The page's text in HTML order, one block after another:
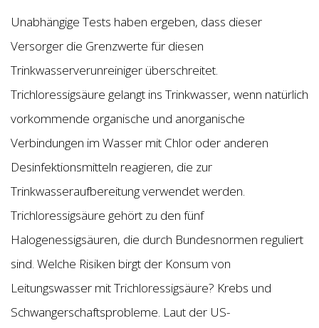
Unabhängige Tests haben ergeben, dass dieser
Versorger die Grenzwerte für diesen
Trinkwasserverunreiniger überschreitet.
Trichloressigsäure gelangt ins Trinkwasser, wenn natürlich
vorkommende organische und anorganische
Verbindungen im Wasser mit Chlor oder anderen
Desinfektionsmitteln reagieren, die zur
Trinkwasseraufbereitung verwendet werden.
Trichloressigsäure gehört zu den fünf
Halogenessigsäuren, die durch Bundesnormen reguliert
sind. Welche Risiken birgt der Konsum von
Leitungswasser mit Trichloressigsäure? Krebs und
Schwangerschaftsprobleme. Laut der US-